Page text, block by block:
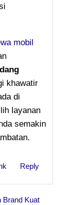
mobil
khawatir
di
layanan
semakin
Reply
Brand Kuat